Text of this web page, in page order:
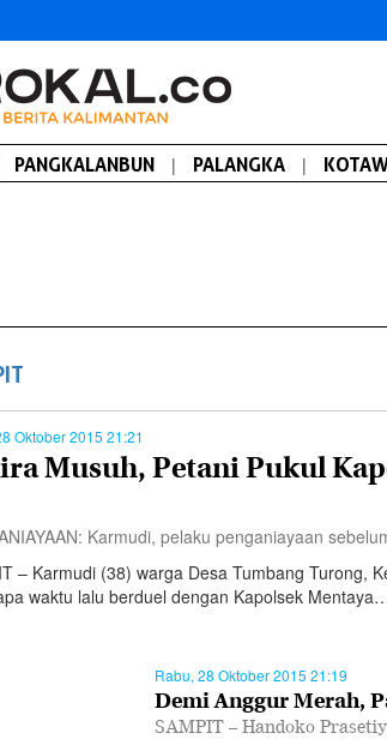
PANGKALANBUN | PALANGKA |
Oktober 2015 21:21
Musuh, Petani Pukul
Karmudi, pelaku penganiayaan
– Karmudi (38) warga Desa Tumbang Turong,
waktu lalu berduel dengan Kapolsek
Rabu, 28 Oktober 2015 21:19
Demi Anggur Merah,
SAMPIT – Handoko